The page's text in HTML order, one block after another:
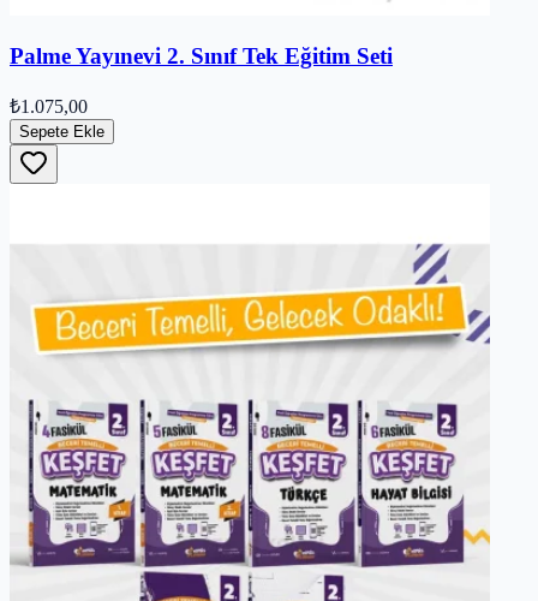
Palme Yayınevi 2. Sınıf Tek Eğitim Seti
₺1.075,00
Sepete Ekle